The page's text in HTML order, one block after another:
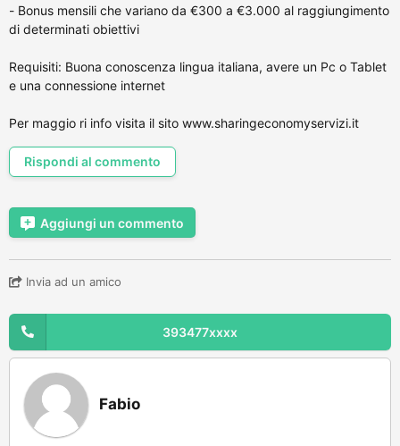
- Bonus mensili che variano da €300 a €3.000 al raggiungimento
di determinati obiettivi
Requisiti: Buona conoscenza lingua italiana, avere un Pc o Tablet
e una connessione internet
Per maggio ri info visita il sito www.sharingeconomyservizi.it
Rispondi al commento
Aggiungi un commento
Invia ad un amico
393477xxxx
Fabio